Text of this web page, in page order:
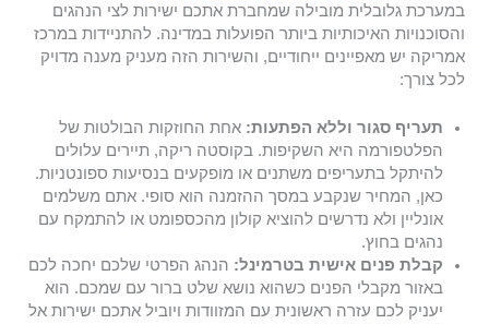
במערכת גלובלית מובילה שמחברת אתכם ישירות לצי הנהגים
והסוכנויות האיכותיות ביותר הפועלות במדינה. להתניידות במרכז
אמריקה יש מאפיינים ייחודיים, והשירות הזה מעניק מענה מדויק
לכל צורך:
תעריף סגור וללא הפתעות: אחת החוזקות הבולטות של
הפלטפורמה היא השקיפות. בקוסטה ריקה, תיירים עלולים
להיתקל בתעריפים משתנים או מופקעים בנסיעות ספונטניות.
כאן, המחיר שנקבע במסך ההזמנה הוא סופי. אתם משלמים
אונליין ולא נדרשים להוציא קולון מהכספומט או להתמקח עם
נהגים בחוץ.
קבלת פנים אישית בטרמינל: הנהג הפרטי שלכם יחכה לכם
באזור מקבלי הפנים כשהוא נושא שלט ברור עם שמכם. הוא
יעניק לכם עזרה ראשונית עם המזוודות ויוביל אתכם ישירות אל